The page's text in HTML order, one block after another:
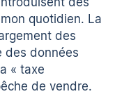
quotidien. La
des
des données
« taxe
de vendre.